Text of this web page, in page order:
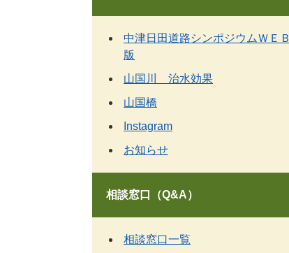
中津日田道路シンポジウムＷＥＢ
版
山国川 治水効果
山国橋
Instagram
お知らせ
相談窓口（Q&A）
相談窓口一覧